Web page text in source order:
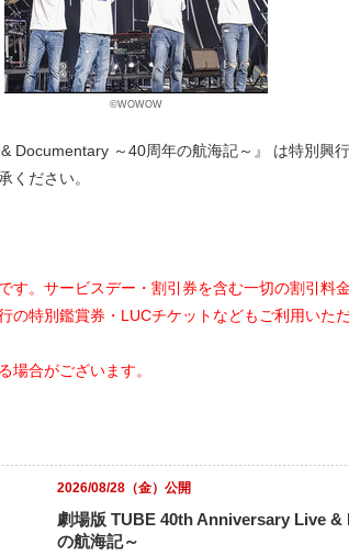
©WOWOW
Documentary ～40周年の航海記～』 は特別興
ください。
。サービスデー・割引券を含む一切の割引料
の特別鑑賞券・LUCチケットなどもご利用いた
合がございます。
2026/08/28（金）公開
劇場版 TUBE 40th Anniversary Live &
の航海記～